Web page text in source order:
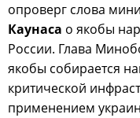
опроверг слова
Каунаса о якобы
России. Глава
якобы собирается
критической
применением